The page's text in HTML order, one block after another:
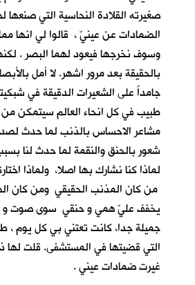
صغيرته القلادة النحاسية التي صنعها
الضمادات عن عينيّ ، قالوا لي انها
وسوف نخرجها فيعود لهما البصر .
بالحقيقة بعد مرور اشهر. لا أمل
جامداً على الشعيرات الدقيقة في
طبيب في كل انحاء العالم سيتمكن
مشاعر الاحساس بالذنب لما حدث
شعور بالحنق والنقمة لما حدث لنا
لماذا كنا نشارك بها اصلا، ولماذا
من كان المذنب الحقيقي ومن كان
يخفف عليّ همي و حنقي سوى صوت و
جميلة جدا، كانت تعتني بي كل يوم ،
التي قضيتها في المستشفى. قلت
غيرت ضمادات عيني .